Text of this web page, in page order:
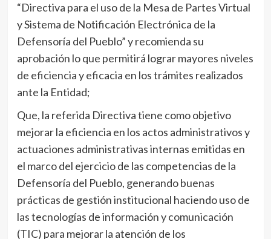
“Directiva para el uso de la Mesa de Partes Virtual
y Sistema de Notificación Electrónica de la
Defensoría del Pueblo” y recomienda su
aprobación lo que permitirá lograr mayores niveles
de eficiencia y eficacia en los trámites realizados
ante la Entidad;
Que, la referida Directiva tiene como objetivo
mejorar la eficiencia en los actos administrativos y
actuaciones administrativas internas emitidas en
el marco del ejercicio de las competencias de la
Defensoría del Pueblo, generando buenas
prácticas de gestión institucional haciendo uso de
las tecnologías de información y comunicación
(TIC) para mejorar la atención de los